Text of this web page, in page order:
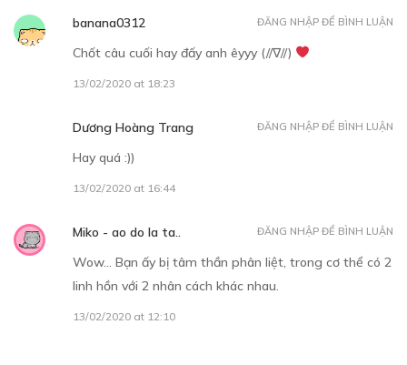
banana0312
Chốt câu cuối hay đấy anh êyyy (//∇//)
13/02/2020 at 18:23
ĐĂNG NHẬP ĐỂ BÌNH LUẬN
Dương Hoàng Trang
Hay quá :))
13/02/2020 at 16:44
ĐĂNG NHẬP ĐỂ BÌNH LUẬN
Miko - ao do la ta..
Wow… Bạn ấy bị tâm thần phân liệt, trong cơ thể có 2
linh hồn với 2 nhân cách khác nhau.
13/02/2020 at 12:10
ĐĂNG NHẬP ĐỂ BÌNH LUẬN